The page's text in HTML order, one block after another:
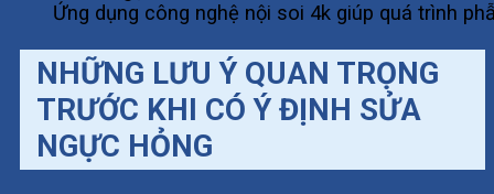
Ứng dụng công nghệ nội soi 4k giúp quá trình
NHỮNG LƯU Ý QUAN TRỌNG
TRƯỚC KHI CÓ Ý ĐỊNH SỬA
NGỰC HỎNG